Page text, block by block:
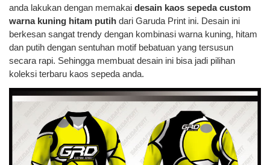
anda lakukan dengan memakai desain kaos sepeda custom
warna kuning hitam putih dari Garuda Print ini. Desain ini
berkesan sangat trendy dengan kombinasi warna kuning, hitam
dan putih dengan sentuhan motif bebatuan yang tersusun
secara rapi. Sehingga membuat desain ini bisa jadi pilihan
koleksi terbaru kaos sepeda anda.